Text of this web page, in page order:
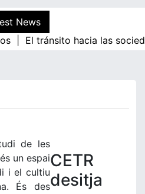
News
| El tránsito hacia las
de les
un espai
i el cultiu
És des
CETR
desitja